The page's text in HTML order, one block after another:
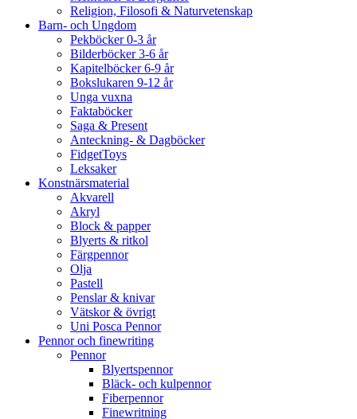
Religion, Filosofi & Naturvetenskap
Barn- och Ungdom
Pekböcker 0-3 år
Bilderböcker 3-6 år
Kapitelböcker 6-9 år
Bokslukaren 9-12 år
Unga vuxna
Faktaböcker
Saga & Present
Anteckning- & Dagböcker
FidgetToys
Leksaker
Konstnärsmaterial
Akvarell
Akryl
Block & papper
Blyerts & ritkol
Färgpennor
Olja
Pastell
Penslar & knivar
Vätskor & övrigt
Uni Posca Pennor
Pennor och finewriting
Pennor
Blyertspennor
Bläck- och kulpennor
Fiberpennor
Finewritning